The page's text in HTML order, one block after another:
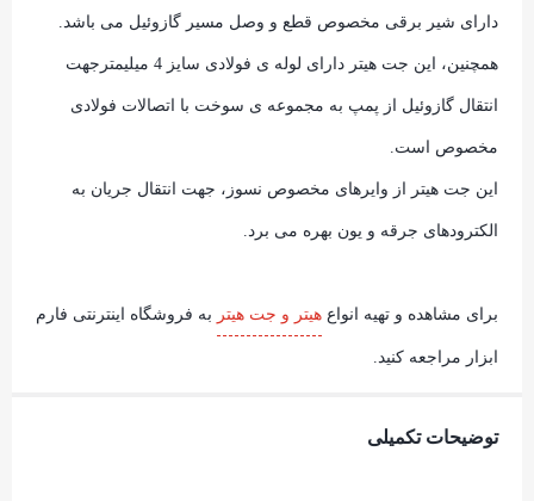
دارای شیر برقی مخصوص قطع و وصل مسیر گازوئیل می باشد.
همچنین، این جت هیتر دارای لوله ی فولادی سایز 4 میلیمترجهت
انتقال گازوئیل از پمپ به مجموعه ی سوخت با اتصالات فولادی
مخصوص است.
این جت هیتر از وایرهای مخصوص نسوز، جهت انتقال جریان به
الکترودهای جرقه و یون بهره می برد.
برای مشاهده و تهیه انواع هیتر و جت هیتر به فروشگاه اینترنتی فارم
ابزار مراجعه کنید.
توضیحات تکمیلی